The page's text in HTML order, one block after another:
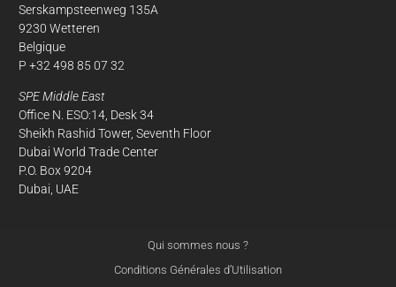
Serskampsteenweg 135A
9230 Wetteren
Belgique
P +32 498 85 07 32
SPE Middle East
Office N. ESO:14, Desk 34
Sheikh Rashid Tower, Seventh Floor
Dubai World Trade Center
P.O. Box 9204
Dubai, UAE
Qui sommes nous ?
Conditions Générales d’Utilisation